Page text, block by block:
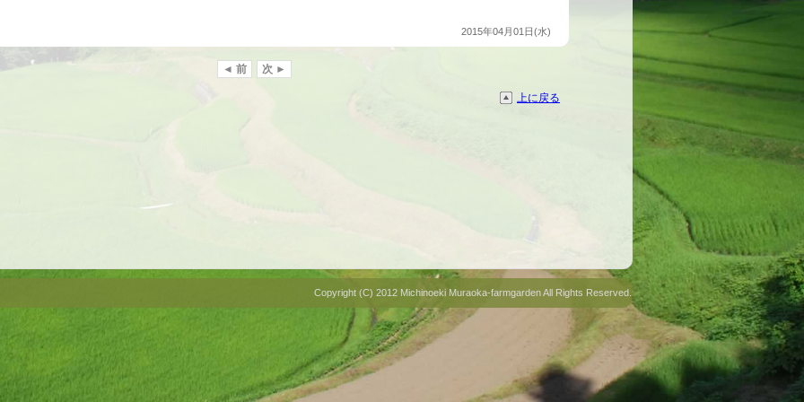
2015年04月01日(水)
◄ 前 次 ►
上に戻る
Copyright (C) 2012 Michinoeki Muraoka-farmgarden All Rights Reserved.